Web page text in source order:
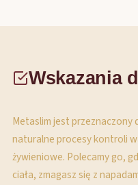
Wskazania
Metaslim jest przeznaczony
naturalne procesy kontroli
żywieniowe. Polecamy go,
ciała, zmagasz się z